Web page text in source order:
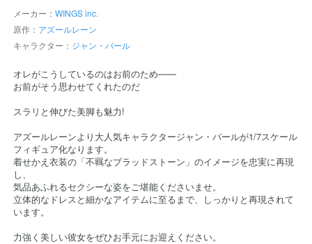
メーカー： WINGS inc.
原作： アズールレーン
キャラクター： ジャン・バール
オレがこうしているのはお前のため――
お前がそう思わせてくれたのだ
スラリと伸びた美脚も魅力!
アズールレーンより大人気キャラクタージャン・バールが1/7スケール
フィギュア化なります。
着せかえ衣装の「不羈なブラッドストーン」のイメージを忠実に再現
し、
気品あふれるセクシーな姿をご堪能くださいませ。
立体的なドレスと細かなアイテムに至るまで、しっかりと再現されて
います。
力強く美しい彼女をぜひお手元にお迎えください。